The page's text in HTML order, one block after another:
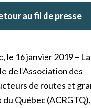
au fil de presse
le 16 janvier 2019 –
de l’Association des
de routes et
du Québec